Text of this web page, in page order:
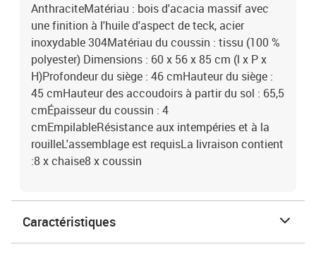
AnthraciteMatériau : bois d'acacia massif avec
une finition à l'huile d'aspect de teck, acier
inoxydable 304Matériau du coussin : tissu (100 %
polyester) Dimensions : 60 x 56 x 85 cm (l x P x
H)Profondeur du siège : 46 cmHauteur du siège :
45 cmHauteur des accoudoirs à partir du sol : 65,5
cmÉpaisseur du coussin : 4
cmEmpilableRésistance aux intempéries et à la
rouilleL'assemblage est requisLa livraison contient
:8 x chaise8 x coussin
Caractéristiques